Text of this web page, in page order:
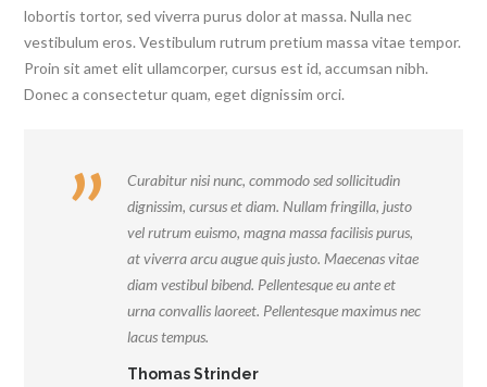
lobortis tortor, sed viverra purus dolor at massa. Nulla nec
vestibulum eros. Vestibulum rutrum pretium massa vitae tempor.
Proin sit amet elit ullamcorper, cursus est id, accumsan nibh.
Donec a consectetur quam, eget dignissim orci.
Curabitur nisi nunc, commodo sed sollicitudin
dignissim, cursus et diam. Nullam fringilla, justo
vel rutrum euismo, magna massa facilisis purus,
at viverra arcu augue quis justo. Maecenas vitae
diam vestibul bibend. Pellentesque eu ante et
urna convallis laoreet. Pellentesque maximus nec
lacus tempus.
Thomas Strinder